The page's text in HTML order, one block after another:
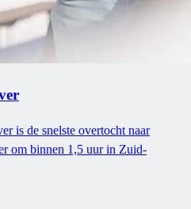
is de snelste overtocht naar
om binnen 1,5 uur in Zuid-